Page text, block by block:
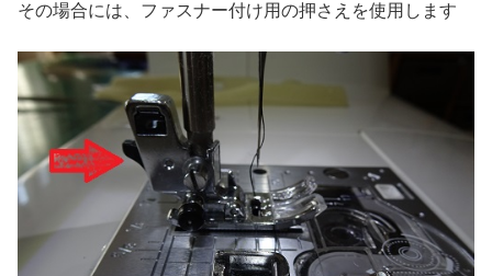
その場合には、ファスナー付け用の押さえを使用します